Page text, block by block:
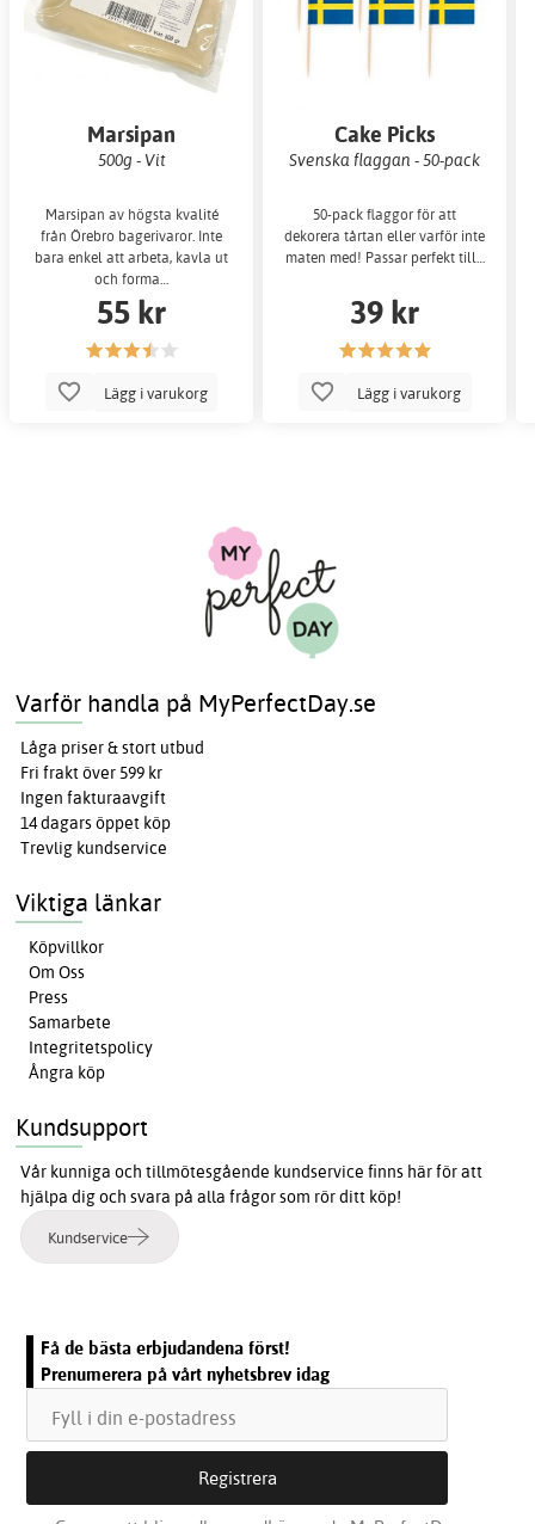
Marsipan
500g - Vit
Marsipan av högsta kvalité
från Örebro bagerivaror. Inte
bara enkel att arbeta, kavla ut
och forma…
55 kr
Lägg i varukorg
Cake Picks
Svenska flaggan - 50-pack
50-pack flaggor för att
dekorera tårtan eller varför inte
maten med! Passar perfekt till…
39 kr
Lägg i varukorg
Varför handla på MyPerfectDay.se
Låga priser & stort utbud
Fri frakt över 599 kr
Ingen fakturaavgift
14 dagars öppet köp
Trevlig kundservice
Viktiga länkar
Köpvillkor
Om Oss
Press
Samarbete
Integritetspolicy
Ångra köp
Kundsupport
Vår kunniga och tillmötesgående kundservice finns här för att
hjälpa dig och svara på alla frågor som rör ditt köp!
Kundservice
Få de bästa erbjudandena först!
Prenumerera på vårt nyhetsbrev idag